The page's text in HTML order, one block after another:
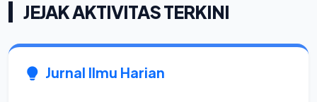
JEJAK AKTIVITAS TERKINI
Jurnal Ilmu Harian